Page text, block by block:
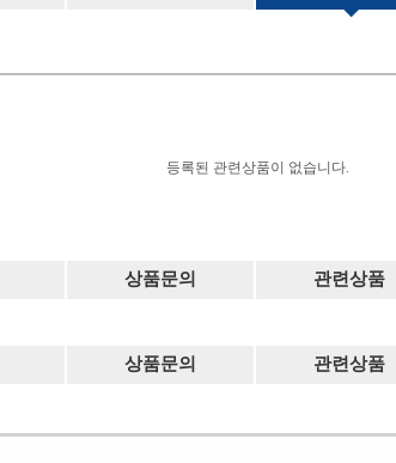
등록된 관련상품이 없습니다.
상품문의 관련상품
상품문의 관련상품